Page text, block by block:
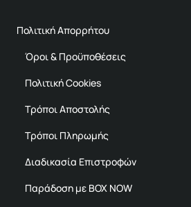
Πολιτική Απορρήτου
Όροι & Προϋποθέσεις
Πολιτική Cookies
Τρόποι Αποστολής
Τρόποι Πληρωμής
Διαδικασία Επιστροφών
Παράδοση με BOX NOW